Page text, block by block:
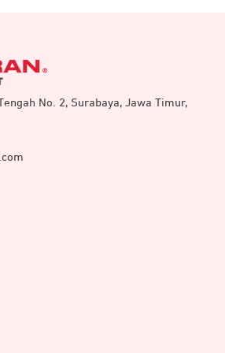
No. 2, Surabaya, Jawa Timur,